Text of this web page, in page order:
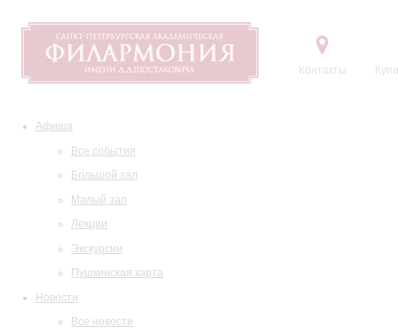
Контакты
Афиша
Все события
Большой зал
Малый зал
Лекции
Экскурсии
Пушкинская карта
Новости
Все новости